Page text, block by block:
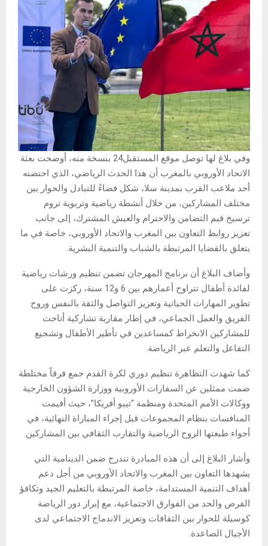
وفي بلاغ لها توصل موقع المستقبل24 بنسخة منه، أوضحت بعثة
الاتحاد الأوروبي بالمغرب أن هذا الحدث الرياضي، الذي احتضنه
أحد ملاعب القرب بمدينة سلا، شكل فضاءً للتبادل والحوار بين
مختلف المشاركين، من خلال أنشطة رياضية وتربوية تروم
ترسيخ قيم التضامن والاحترام والعيش المشترك، إلى جانب
تعزيز روابط التعاون بين المغرب والاتحاد الأوروبي، خاصة في ما
يتعلق بالقضايا المرتبطة بالشباب والتنمية البشرية.
وأضاف البلاغ أن برنامج المهرجان تضمن تنظيم ورشات رياضية
لفائدة أطفال تتراوح أعمارهم بين 6 و12 سنة، ركزت على
تطوير المهارات الحياتية وتعزيز التواصل والثقة بالنفس وروح
الفريق والعمل الجماعي، في إطار مقاربة تشاركية أتاحت
للمشاركين الانخراط كمساعدين في تأطير الأطفال وتشجيع
التفاعل والتعلم عبر الرياضة.
كما شهدت التظاهرة تنظيم دوري لكرة القدم جمع فرقاً مختلطة
ضمت ممثلين عن السفارات الأوروبية ووزارة الشؤون الخارجية
ووكالات الأمم المتحدة ومنظمة “تيبو أفريكا”، حيث أقيمت
المنافسات بنظام المجموعات قبل إجراء المباراة النهائية، في
أجواء طبعتها الروح الرياضية والتقارب الثقافي بين المشاركين.
وأشار البلاغ إلى أن هذه المبادرة تندرج ضمن الدينامية التي
يشهدها التعاون بين المغرب والاتحاد الأوروبي من أجل دعم
أهداف التنمية المستدامة، خاصة المرتبطة بالتعليم الجيد وتكافؤ
الفرص والحد من الفوارق الاجتماعية، مع إبراز دور الرياضة
كوسيلة للحوار بين الثقافات وتعزيز الاندماج الاجتماعي لدى
الأجيال الصاعدة.